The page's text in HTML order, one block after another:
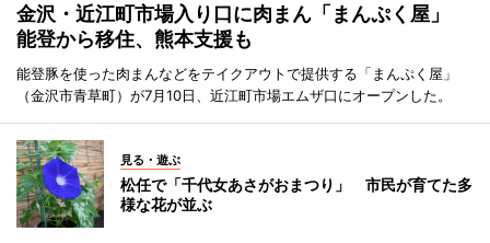
金沢・近江町市場入り口に肉まん「まんぷく屋」
能登から移住、熊本支援も
能登豚を使った肉まんなどをテイクアウトで提供する「まんぷく屋」
（金沢市青草町）が7月10日、近江町市場エムザ口にオープンした。
見る・遊ぶ
松任で「千代女あさがおまつり」 市民が育てた多
様な花が並ぶ